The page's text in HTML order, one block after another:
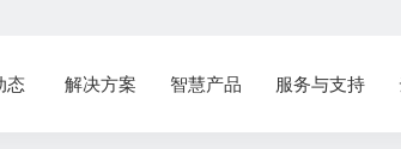
态 解决方案 智慧产品 服务与支持